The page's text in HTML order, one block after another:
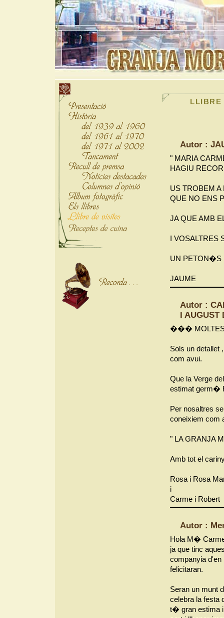
LLIBRE
Autor :
" MARIA
HAGIU
US TROBEM A
QUE NO ENS
JA QUE AMB
I VOSALTRES
UN
JAUME
Autor :
I AUGUST
��� MOLTES
Sols un detallet
com avui.
Que la Verge
estimat germ�
Per nosaltres
coneixiem com
" LA GRANJA
Amb tot el
Rosa i Rosa
i
Carme i Robert
Autor :
Hola M�
ja que tinc
companyia d'en
felicitaran.
Seran un munt
celebra la festa
t� gran estima i